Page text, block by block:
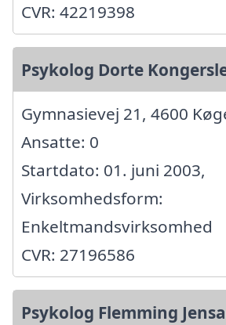
CVR: 42219398
Psykolog Dorte
Gymnasievej 21, 4600
Ansatte: 0
Startdato: 01. juni 2003,
Virksomhedsform:
Enkeltmandsvirksomhed
CVR: 27196586
Psykolog Flemming